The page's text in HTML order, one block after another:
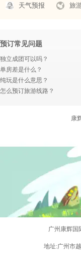
天气预报 旅
预订常见问题
独立成团可以吗？
单房差是什么？
纯玩是什么意思？
怎么预订旅游线路？
康
广州康辉国
地址:广州市